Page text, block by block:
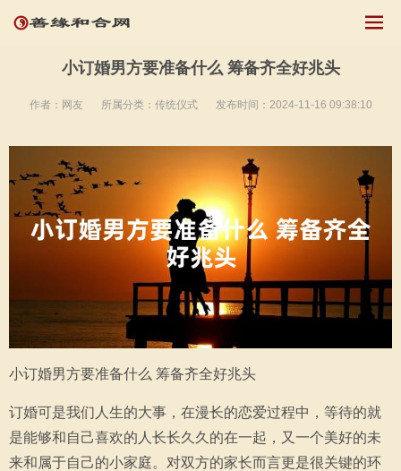
小订婚男方要准备什么 筹备齐全好兆头
作者：网友 所属分类： 传统仪式 发布时间：2024-11-16 09:38:10
小订婚男方要准备什么 筹备齐全好兆头
订婚可是我们人生的大事，在漫长的恋爱过程中，等待的就
是能够和自己喜欢的人长长久久的在一起，又一个美好的未
来和属于自己的小家庭。对双方的家长而言更是很关键的环